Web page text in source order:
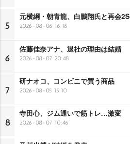
5
元横綱・朝青龍、白鵬翔氏と再会2S
2026-08-06 16:16
6
佐藤佳奈アナ、退社の理由は結婚
2026-08-07 20:48
7
研ナオコ、コンビニで買う商品
2026-08-05 15:10
8
寺田心、ジム通いで筋トレ…激変
2026-08-07 10:46